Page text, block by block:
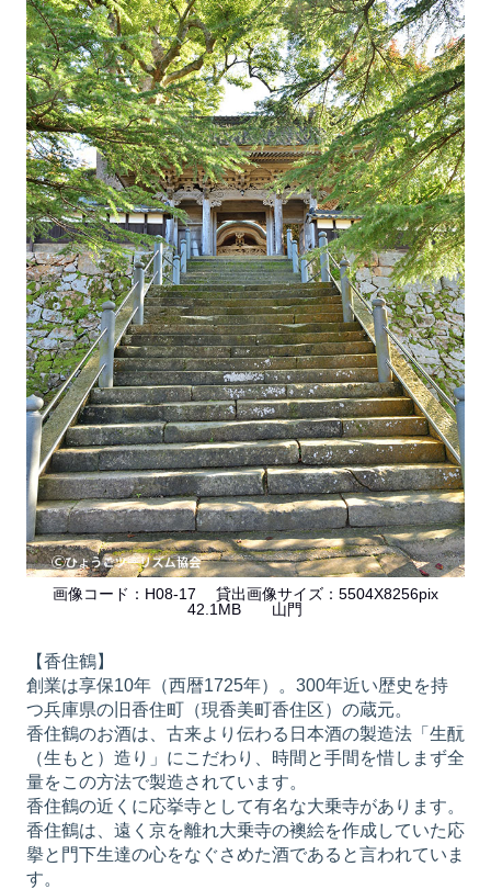
画像コード：H08-17 貸出画像サイズ：5504X8256pix
42.1MB 山門
【香住鶴】
創業は享保10年（西暦1725年）。300年近い歴史を持
つ兵庫県の旧香住町（現香美町香住区）の蔵元。
香住鶴のお酒は、古来より伝わる日本酒の製造法「生酛
（生もと）造り」にこだわり、時間と手間を惜しまず全
量をこの方法で製造されています。
香住鶴の近くに応挙寺として有名な大乗寺があります。
香住鶴は、遠く京を離れ大乗寺の襖絵を作成していた応
擧と門下生達の心をなぐさめた酒であると言われていま
す。